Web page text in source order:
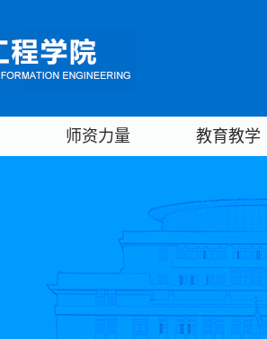
师资力量 教育教学